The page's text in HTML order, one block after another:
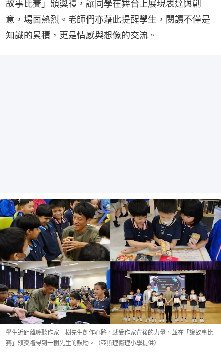
故事比賽」頒獎禮，讓同學在舞台上展現表達與創
意，場面熱烈。老師們亦藉此提醒學生，閱讀不僅是
知識的累積，更是情感與想像的交流。
學生近距離聆聽作家一樹先生創作心路，感受作家背後的力量，並在「說故事比
賽」頒獎禮得到一樹先生的鼓勵。（亞斯理衞理小學提供）